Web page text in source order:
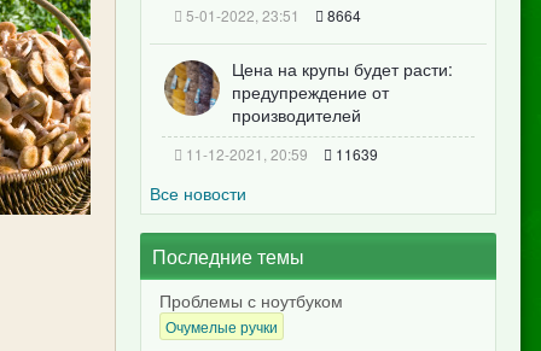
5-01-2022, 23:51 8664
Цена на крупы будет расти:
предупреждение от
производителей
11-12-2021, 20:59 11639
Все новости
Последние темы
Проблемы с ноутбуком
Очумелые ручки